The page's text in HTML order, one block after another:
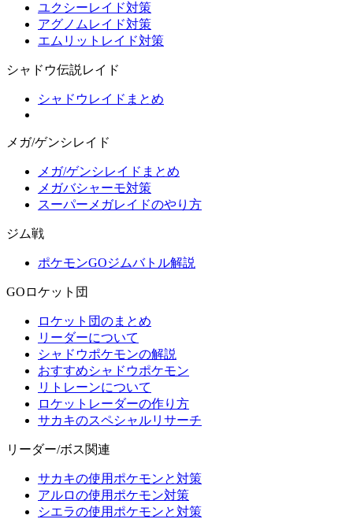
ユクシーレイド対策
アグノムレイド対策
エムリットレイド対策
シャドウ伝説レイド
シャドウレイドまとめ
メガ/ゲンシレイド
メガ/ゲンシレイドまとめ
メガバシャーモ対策
スーパーメガレイドのやり方
ジム戦
ポケモンGOジムバトル解説
GOロケット団
ロケット団のまとめ
リーダーについて
シャドウポケモンの解説
おすすめシャドウポケモン
リトレーンについて
ロケットレーダーの作り方
サカキのスペシャルリサーチ
リーダー/ボス関連
サカキの使用ポケモンと対策
アルロの使用ポケモン対策
シエラの使用ポケモンと対策